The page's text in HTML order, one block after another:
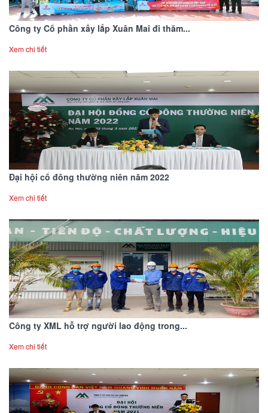
Công ty Cổ phần xấy lắp Xuân Mai đi thăm...
Xem chi tiết
Đại hội cổ đông thường niên năm 2022
Xem chi tiết
Công ty XML hỗ trợ người lao động trong...
Xem chi tiết